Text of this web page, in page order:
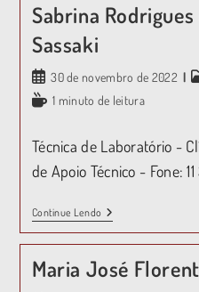
Sabrina
Sassaki
30 de novembro de 2022
1 minuto de leitura
Técnica de Laboratório -
de Apoio Técnico - Fone:
Continue Lendo
Maria José